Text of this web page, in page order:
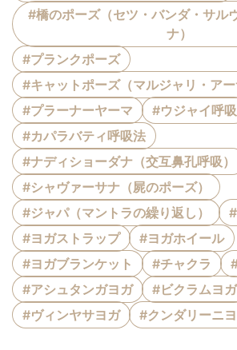
#橋のポーズ（セツ・バンダ・サル
ナ）
#プランクポーズ
#キャットポーズ（マルジャリ・アー
#プラーナーヤーマ
#ウジャイ呼吸
#カパラバティ呼吸法
#ナディショーダナ（交互鼻孔呼吸）
#シャヴァーサナ（屍のポーズ）
#ジャパ（マントラの繰り返し）
#ヨガストラップ
#ヨガホイール
#ヨガブランケット
#チャクラ
#アシュタンガヨガ
#ビクラムヨガ
#ヴィンヤサヨガ
#クンダリーニ